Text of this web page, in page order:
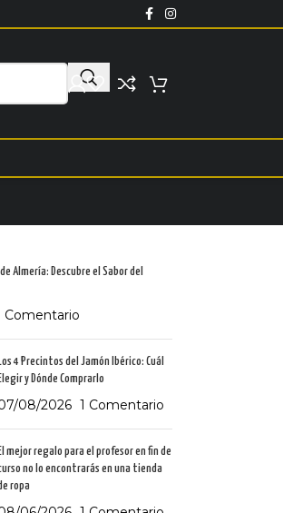
Almería: Descubre el Sabor del
Comentario
Los 4 Precintos del Jamón Ibérico: Cuál
y Dónde Comprarlo
08/2026 1 Comentario
mejor regalo para el profesor en fin de
no lo encontrarás en una tienda
ropa